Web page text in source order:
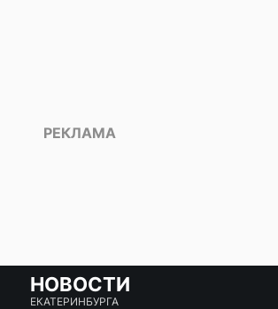
НОВОСТИ
ЕКАТЕРИНБУРГА